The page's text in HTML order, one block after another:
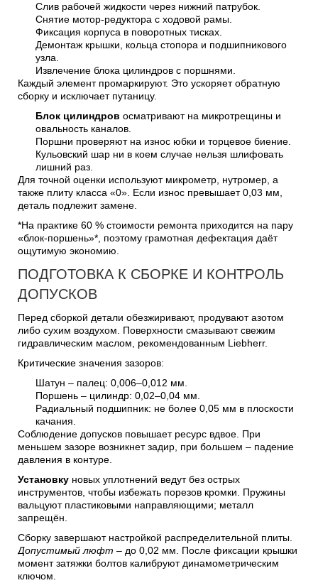
Слив рабочей жидкости через нижний патрубок.
Снятие мотор-редуктора с ходовой рамы.
Фиксация корпуса в поворотных тисках.
Демонтаж крышки, кольца стопора и подшипникового
узла.
Извлечение блока цилиндров с поршнями.
Каждый элемент промаркируют. Это ускоряет обратную
сборку и исключает путаницу.
Блок цилиндров осматривают на микротрещины и
овальность каналов.
Поршни проверяют на износ юбки и торцевое биение.
Кульовский шар ни в коем случае нельзя шлифовать
лишний раз.
Для точной оценки используют микрометр, нутромер, а
также плиту класса «0». Если износ превышает 0,03 мм,
деталь подлежит замене.
*На практике 60 % стоимости ремонта приходится на пару
«блок-поршень»*, поэтому грамотная дефектация даёт
ощутимую экономию.
ПОДГОТОВКА К СБОРКЕ И КОНТРОЛЬ
ДОПУСКОВ
Перед сборкой детали обезжиривают, продувают азотом
либо сухим воздухом. Поверхности смазывают свежим
гидравлическим маслом, рекомендованным Liebherr.
Критические значения зазоров:
Шатун – палец: 0,006–0,012 мм.
Поршень – цилиндр: 0,02–0,04 мм.
Радиальный подшипник: не более 0,05 мм в плоскости
качания.
Соблюдение допусков повышает ресурс вдвое. При
меньшем зазоре возникнет задир, при большем – падение
давления в контуре.
Установку новых уплотнений ведут без острых
инструментов, чтобы избежать порезов кромки. Пружины
вальцуют пластиковыми направляющими; металл
запрещён.
Сборку завершают настройкой распределительной плиты.
Допустимый люфт – до 0,02 мм. После фиксации крышки
момент затяжки болтов калибруют динамометрическим
ключом.